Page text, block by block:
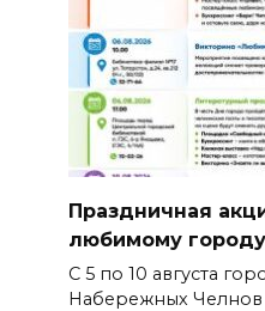
Праздничная
любимому
С 5 по 10 августа
Набережных Челнов